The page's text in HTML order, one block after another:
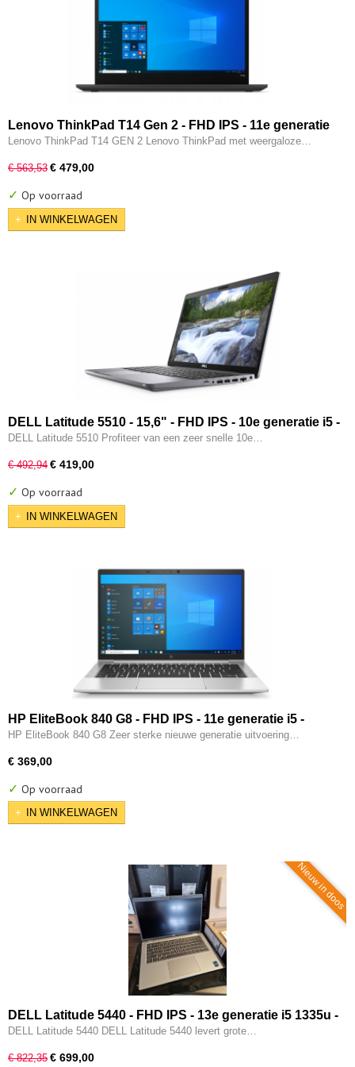
Lenovo ThinkPad T14 Gen 2 - FHD IPS - 11e generatie
i5 - 16GB - 256GB SSD - Intel IRIS XE - Thunderbolt -
Lenovo ThinkPad T14 GEN 2 Lenovo ThinkPad met weergaloze…
€ 563,53 € 479,00
✓ Op voorraad
IN WINKELWAGEN
DELL Latitude 5510 - 15,6" - FHD IPS - 10e generatie i5 -
16GB - 256GB SSD - Type-C - Intel UHD - W11 Pro
DELL Latitude 5510 Profiteer van een zeer snelle 10e…
€ 492,94 € 419,00
✓ Op voorraad
IN WINKELWAGEN
HP EliteBook 840 G8 - FHD IPS - 11e generatie i5 -
16GB - 256GB SSD - 2x Type-C - Intel IRIS Xe - W11
HP EliteBook 840 G8 Zeer sterke nieuwe generatie uitvoering…
€ 369,00
✓ Op voorraad
IN WINKELWAGEN
Nieuw in doos
DELL Latitude 5440 - FHD IPS - 13e generatie i5 1335u -
10-CORE - 16GB - 256GB SSD - Intel UHD - 2x Type-C -
DELL Latitude 5440 DELL Latitude 5440 levert grote…
€ 822,35 € 699,00